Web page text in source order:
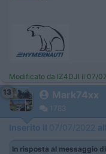
Modificato da IZ4DJI il 07/
13
Mark74xx
1783
Inserito il 07/07/2022
In risposta al messaggio di